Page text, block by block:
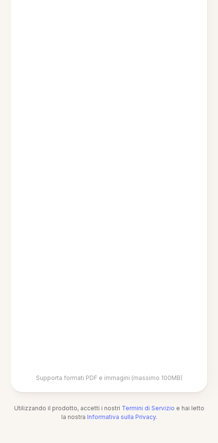
Supporta formati PDF e immagini (massimo 100MB)
Utilizzando il prodotto, accetti i nostri Termini di Servizio e hai letto
la nostra Informativa sulla Privacy.